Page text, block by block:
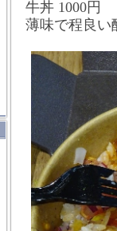
牛丼 1000円
薄味で程良い